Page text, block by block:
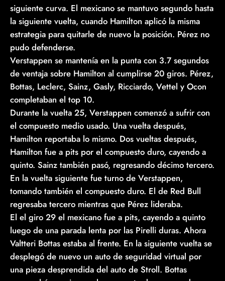
siguiente curva. El mexicano se mantuvo segundo hasta
la siguiente vuelta, cuando Hamilton aplicó la misma
estrategia para quitarle de nuevo la posición. Pérez no
pudo defenderse.
Verstappen se mantenía en la punta con 3.7 segundos
de ventaja sobre Hamilton al cumplirse 20 giros. Pérez,
Bottas, Leclerc, Sainz, Gasly, Ricciardo, Vettel y Ocon
completaban el top 10.
Durante la vuelta 25, Verstappen comenzó a sufrir con
el compuesto medio usado. Una vuelta después,
Hamilton reportaba lo mismo. Dos vueltas después,
Hamilton fue a pits por el compuesto duro, cayendo a
quinto. Sainz también pasó, regresando décimo tercero.
En la vuelta siguiente fue turno de Verstappen,
tomando también el compuesto duro. El de Red Bull
regresaba tercero mientras que Pérez lideraba.
El el giro 29 el mexicano fue a pits, cayendo a quinto
luego de una parada lenta por las Pirelli duras. Ahora
Valtteri Bottas estaba al frente. En la siguiente vuelta se
desplegó de nuevo un auto de seguridad virtual por
una pieza desprendida del auto de Stroll. Bottas